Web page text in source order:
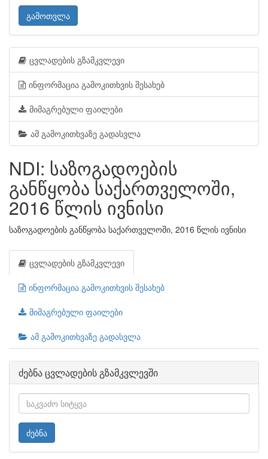
გამოთვლა
ცვლადების გზამკვლევი
ინფორმაცია გამოკითხვის შესახებ
მიმაგრებული ფაილები
ამ გამოკითხვაზე გადასვლა
NDI: საზოგადოების
განწყობა საქართველოში,
2016 წლის ივნისი
საზოგადოების განწყობა საქართველოში, 2016 წლის ივნისი
ცვლადების გზამკვლევი
ინფორმაცია გამოკითხვის შესახებ
მიმაგრებული ფაილები
ამ გამოკითხვაზე გადასვლა
ძებნა ცვლადების გზამკვლევში
ძებნა